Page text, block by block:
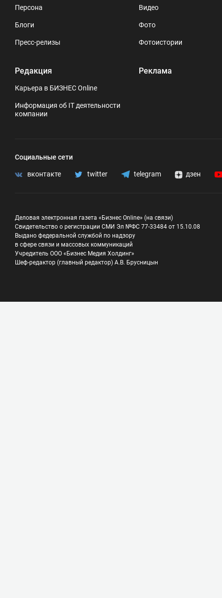
Персона
Блоги
Пресс-релизы
Редакция
Карьера в БИЗНЕС Online
Информация об IT деятельности
компании
Видео
Фото
Фотоистории
Реклама
Социальные сети
вконтакте twitter telegram дзен
Деловая электронная газета «Бизнес Online» (на связи)
Свидетельство о регистрации СМИ Эл №ФС 77-33484 от 15.10.08
Выдано федеральной службой по надзору
в сфере связи и массовых коммуникаций
Учредитель ООО «Бизнес Медия Холдинг»
Шеф-редактор (главный редактор) А.В. Брусницын